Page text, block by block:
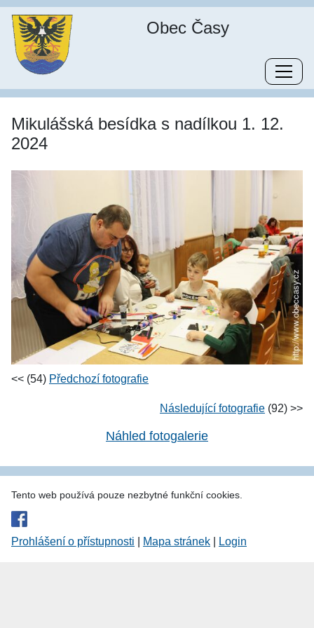
Obec Časy
Mikulášská besídka s nadílkou 1. 12.
2024
<< (54) Předchozí fotografie
Následující fotografie (92) >>
Náhled fotogalerie
Tento web používá pouze nezbytné funkční cookies.
Prohlášení o přístupnosti Mapa stránek Login